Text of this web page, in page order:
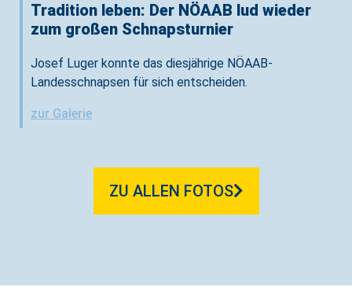
Tradition leben: Der NÖAAB lud wieder
zum großen Schnapsturnier
Josef Luger konnte das diesjährige NÖAAB-
Landesschnapsen für sich entscheiden.
zur Galerie
ZU ALLEN FOTOS